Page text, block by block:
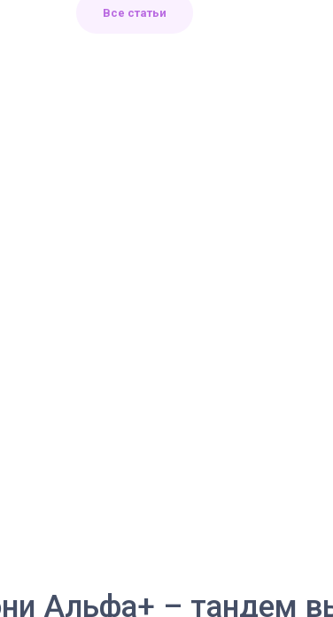
Все статьи
Альфа+ – тандем